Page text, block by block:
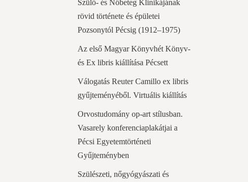
Szülő- és Nőbeteg Klinikájának
rövid története és épületei
Pozsonytól Pécsig (1912–1975)
Az első Magyar Könyvhét Könyv-
és Ex libris kiállítása Pécsett
Válogatás Reuter Camillo ex libris
gyűjteményéből. Virtuális kiállítás
Orvostudomány op-art stílusban.
Vasarely konferenciaplakátjai a
Pécsi Egyetemtörténeti
Gyűjteményben
Szülészeti, nőgyógyászati és